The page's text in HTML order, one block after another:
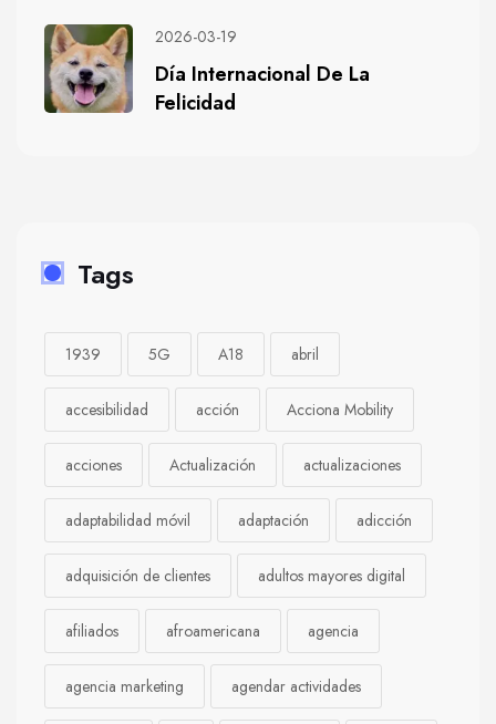
2026-03-19
Día Internacional De La
Felicidad
Tags
1939 5G A18 abril
accesibilidad acción Acciona Mobility
acciones Actualización actualizaciones
adaptabilidad móvil adaptación adicción
adquisición de clientes adultos mayores digital
afiliados afroamericana agencia
agencia marketing agendar actividades